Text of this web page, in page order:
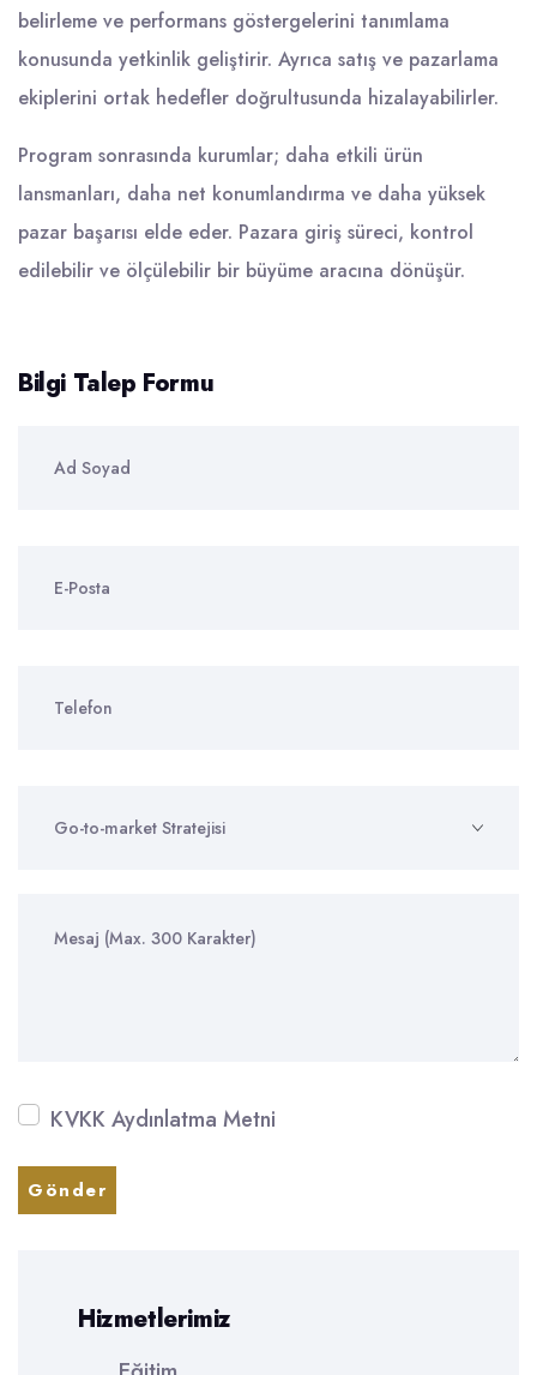
belirleme ve performans göstergelerini tanımlama
konusunda yetkinlik geliştirir. Ayrıca satış ve pazarlama
ekiplerini ortak hedefler doğrultusunda hizalayabilirler.
Program sonrasında kurumlar; daha etkili ürün
lansmanları, daha net konumlandırma ve daha yüksek
pazar başarısı elde eder. Pazara giriş süreci, kontrol
edilebilir ve ölçülebilir bir büyüme aracına dönüşür.
Bilgi Talep Formu
KVKK Aydınlatma Metni
Gönder
Hizmetlerimiz